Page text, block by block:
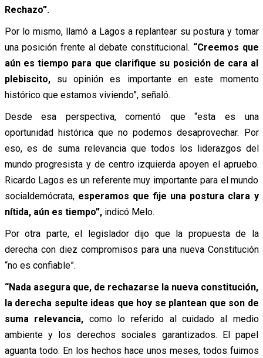
Rechazo”.
Por lo mismo, llamó a Lagos a replantear su postura y tomar
una posición frente al debate constitucional. “Creemos que
aún es tiempo para que clarifique su posición de cara al
plebiscito,su opinión es importante en este momento
histórico que estamos viviendo”, señaló.
Desde esa perspectiva, comentó que “esta es una
oportunidad histórica que no podemos desaprovechar. Por
eso, es de suma relevancia que todos los liderazgos del
mundo progresista y de centro izquierda apoyen el apruebo.
Ricardo Lagos es un referente muy importante para el mundo
socialdemócrata, esperamos que fije una postura clara y
nítida, aún es tiempo”,indicó Melo.
Por otra parte, el legislador dijo que la propuesta de la
derecha con diez compromisos para una nueva Constitución
“no es confiable”.
“Nada asegura que, de rechazarse la nueva constitución,
la derecha sepulte ideas que hoy se plantean que son de
suma relevancia, como lo referido al cuidado al medio
ambiente y los derechos sociales garantizados. El papel
aguanta todo. En los hechos hace unos meses, todos fuimos